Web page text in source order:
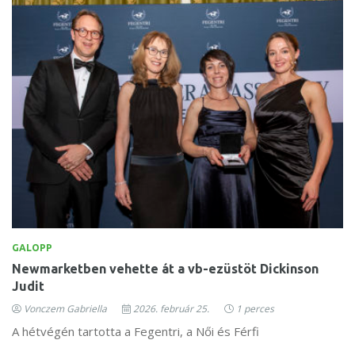
GALOPP
Newmarketben vehette át a vb-ezüstöt Dickinson
Judit
Vonczem Gabriella 2026. február 25. 1 perces
A hétvégén tartotta a Fegentri, a Női és Férfi